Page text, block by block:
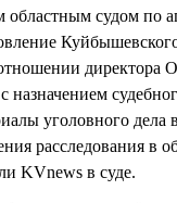
судом по
уголовного дела
расследования в
KVnews в суде.